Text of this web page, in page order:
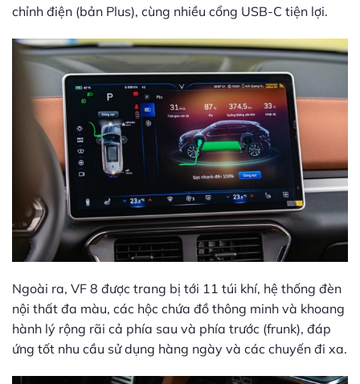
chỉnh điện (bản Plus), cùng nhiều cổng USB-C tiện lợi.
Ngoài ra, VF 8 được trang bị tới 11 túi khí, hệ thống đèn
nội thất đa màu, các hộc chứa đồ thông minh và khoang
hành lý rộng rãi cả phía sau và phía trước (frunk), đáp
ứng tốt nhu cầu sử dụng hàng ngày và các chuyến đi xa.